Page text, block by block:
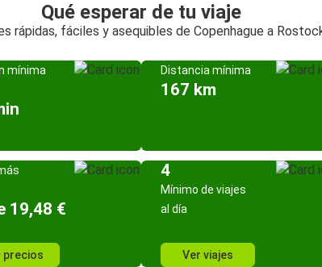
Qué esperar de tu viaje
rápidas, fáciles y asequibles de Copenhague a
mínima
Distancia mínima
167 km
19,48 €
precios
4
Mínimo de viajes
al día
Ver viajes